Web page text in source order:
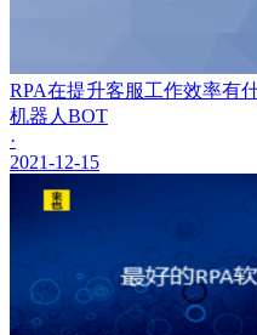
RPA在提升客服工作效率有
机器人BOT
·
2021-12-15